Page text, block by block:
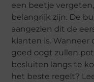
een beetje
belangrijk zijn. De
aangezien dit de
klanten is.
goed oogt zullen
besluiten langs te
het beste regelt?